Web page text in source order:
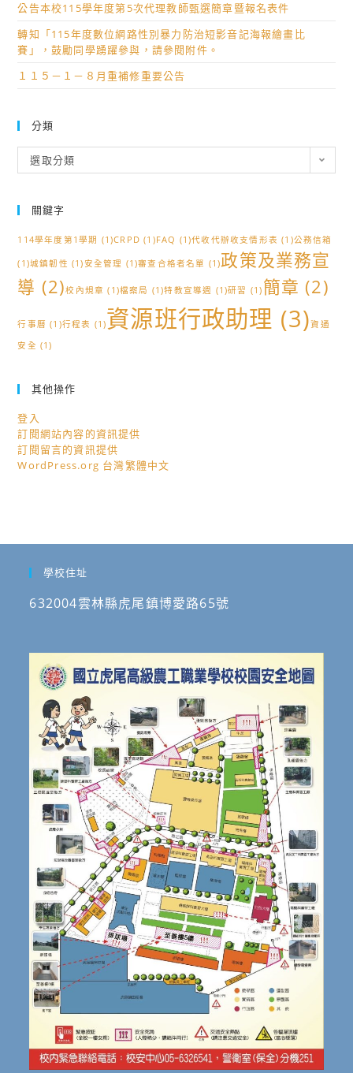
公告本校115學年度第5次代理教師甄選簡章暨報名表件
轉知「115年度數位網路性別暴力防治短影音記海報繪畫比
賽」，鼓勵同學踴躍參與，請參閱附件。
１１５－１－８月重補修重要公告
分類
類
選取分類
關鍵字
114學年度第1學期 (1)CRPD (1)FAQ (1)代收代辦收支情形表 (1)公務信箱
(1)城鎮韌性 (1)安全管理 (1)審查合格者名單 (1)政策及業務宣
導 (2)校內規章 (1)檔案局 (1)特教宣導週 (1)研習 (1) 簡章 (2)
行事曆 (1)行程表 (1)資源班行政助理 (3)資通
安全 (1)
其他操作
登入
訂閱網站內容的資訊提供
訂閱留言的資訊提供
WordPress.org 台灣繁體中文
學校住址
632004雲林縣虎尾鎮博愛路65號